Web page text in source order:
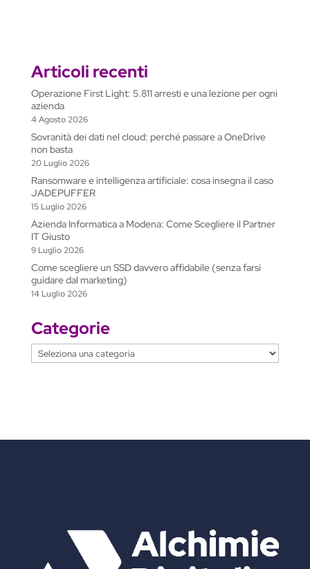
Articoli recenti
Operazione First Light: 5.811 arresti e una lezione per ogni
azienda
4 Agosto 2026
Sovranità dei dati nel cloud: perché passare a OneDrive
non basta
20 Luglio 2026
Ransomware e intelligenza artificiale: cosa insegna il caso
JADEPUFFER
15 Luglio 2026
Azienda Informatica a Modena: Come Scegliere il Partner
IT Giusto
9 Luglio 2026
Come scegliere un SSD davvero affidabile (senza farsi
guidare dal marketing)
14 Luglio 2026
Categorie
Categorie